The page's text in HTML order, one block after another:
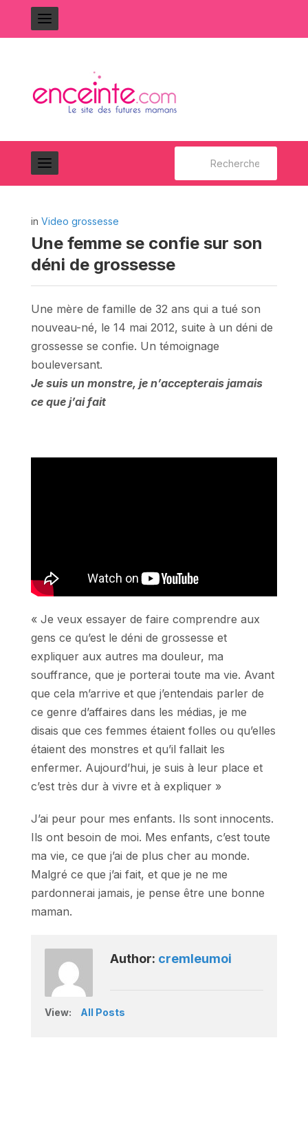
in Video grossesse
Une femme se confie sur son
déni de grossesse
Une mère de famille de 32 ans qui a tué son
nouveau-né, le 14 mai 2012, suite à un déni de
grossesse se confie. Un témoignage
bouleversant.
Je suis un monstre, je n’accepterais jamais
ce que j’ai fait
« Je veux essayer de faire comprendre aux
gens ce qu’est le déni de grossesse et
expliquer aux autres ma douleur, ma
souffrance, que je porterai toute ma vie. Avant
que cela m’arrive et que j’entendais parler de
ce genre d’affaires dans les médias, je me
disais que ces femmes étaient folles ou qu’elles
étaient des monstres et qu’il fallait les
enfermer. Aujourd’hui, je suis à leur place et
c’est très dur à vivre et à expliquer »
J’ai peur pour mes enfants. Ils sont innocents.
Ils ont besoin de moi. Mes enfants, c’est toute
ma vie, ce que j’ai de plus cher au monde.
Malgré ce que j’ai fait, et que je ne me
pardonnerai jamais, je pense être une bonne
maman.
Author: cremleumoi
View: All Posts